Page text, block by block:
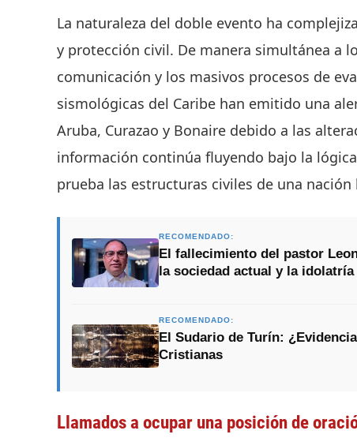
La naturaleza del doble evento ha
y protección civil. De manera simultánea a
comunicación y los masivos procesos de
sismológicas del Caribe han emitido una
Aruba, Curazao y Bonaire debido a las
información continúa fluyendo bajo la
prueba las estructuras civiles de una
RECOMENDADO:
El fallecimiento del pastor
la sociedad actual y la idolatría
RECOMENDADO:
El Sudario de Turín:
Cristianas
Llamados a ocupar una posición de